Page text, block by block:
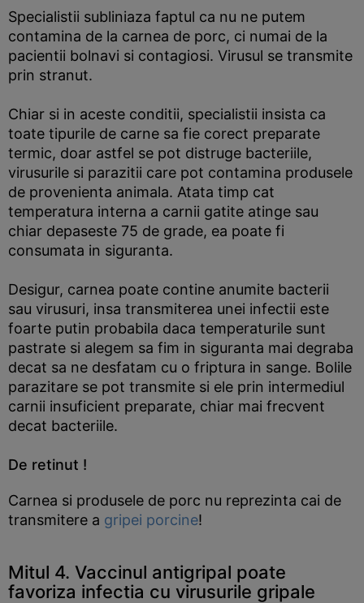
Specialistii subliniaza faptul ca nu ne putem
contamina de la carnea de porc, ci numai de la
pacientii bolnavi si contagiosi. Virusul se transmite
prin stranut.
Chiar si in aceste conditii, specialistii insista ca
toate tipurile de carne sa fie corect preparate
termic, doar astfel se pot distruge bacteriile,
virusurile si parazitii care pot contamina produsele
de provenienta animala. Atata timp cat
temperatura interna a carnii gatite atinge sau
chiar depaseste 75 de grade, ea poate fi
consumata in siguranta.
Desigur, carnea poate contine anumite bacterii
sau virusuri, insa transmiterea unei infectii este
foarte putin probabila daca temperaturile sunt
pastrate si alegem sa fim in siguranta mai degraba
decat sa ne desfatam cu o friptura in sange. Bolile
parazitare se pot transmite si ele prin intermediul
carnii insuficient preparate, chiar mai frecvent
decat bacteriile.
De retinut !
Carnea si produsele de porc nu reprezinta cai de
transmitere a gripei porcine!
Mitul 4. Vaccinul antigripal poate
favoriza infectia cu virusurile gripale